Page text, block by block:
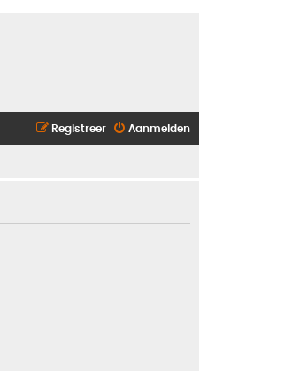
Aanmelden
Registreer